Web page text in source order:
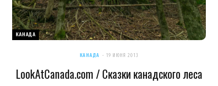
КАНАДА
КАНАДА 19 ИЮНЯ 2013
LookAtCanada.com / Сказки канадского леса